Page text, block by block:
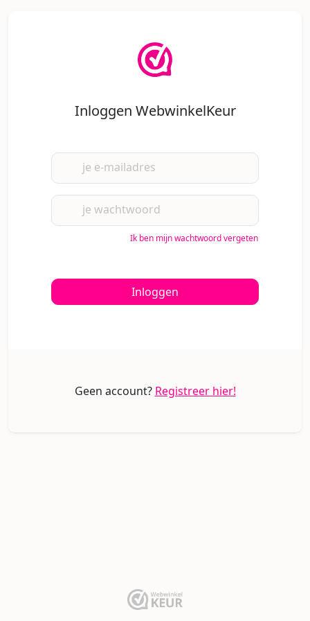
Inloggen WebwinkelKeur
je e-mailadres
je wachtwoord
Ik ben mijn wachtwoord vergeten
Inloggen
Geen account? Registreer hier!